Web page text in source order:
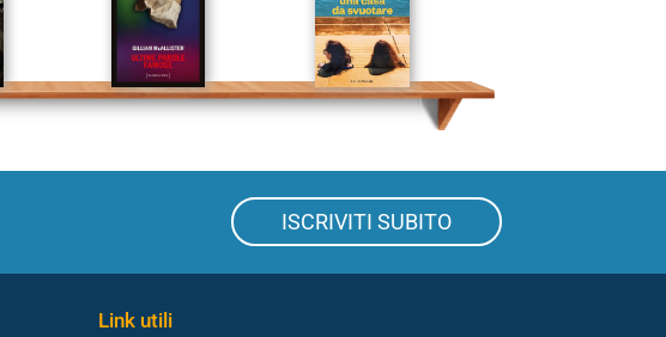
ISCRIVITI SUBITO
Link utili